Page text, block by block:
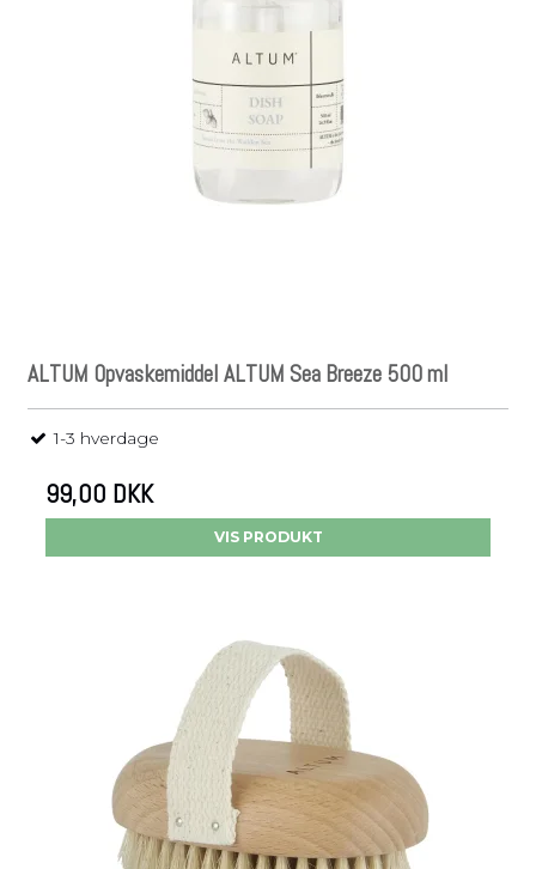
ALTUM Opvaskemiddel ALTUM Sea Breeze 500 ml
1-3 hverdage
99,00 DKK
VIS PRODUKT